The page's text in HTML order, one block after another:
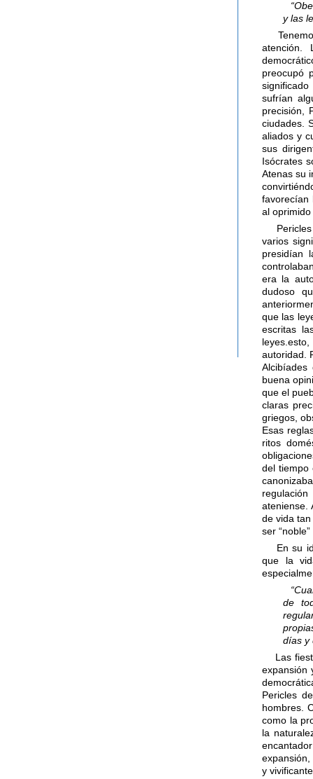
y las
atención.
preocupó
sufrían
precisión,
ciudades.
aliados y
sus
Isócrates
Atenas su
favorecían
al
varios
presidían
era la
dudoso
que las
escritas
autoridad.
buena
que el
claras
griegos,
Esas
ritos
del tiempo
ateniense.
de vida
ser “noble”
En su
que la
de
días y
Las
expansión
Pericles
hombres.
como la
la
y